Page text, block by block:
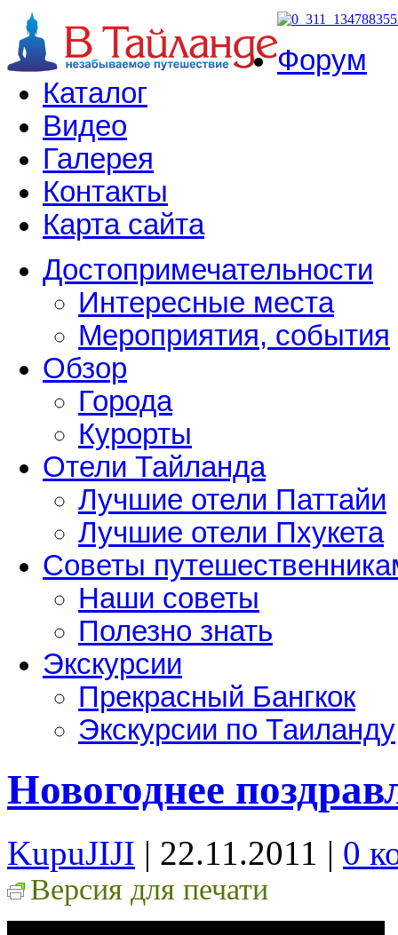
Форум
Каталог
Видео
Галерея
Контакты
Карта сайта
Достопримечательности
Интересные места
Мероприятия, события
Обзор
Города
Курорты
Отели Тайланда
Лучшие отели Паттайи
Лучшие отели Пхукета
Советы
Наши советы
Полезно знать
Экскурсии
Прекрасный Бангкок
Экскурсии по Таиланду
Новогоднее
KupuJIJI | 22.11.2011 | 0
Версия для печати